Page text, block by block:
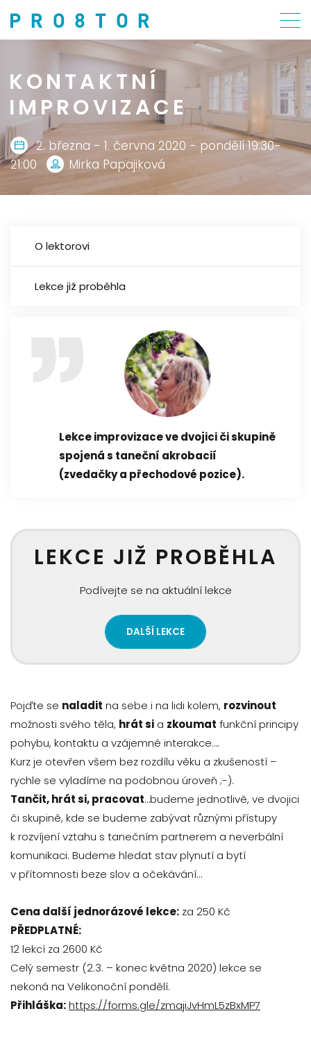
KONTAKTNÍ
IMPROVIZACE
2. března - 1. června 2020 - pondělí 19:30-
21:00
Mirka Papajiková
O lektorovi
Lekce již proběhla
Lekce improvizace ve dvojici či skupině
spojená s taneční akrobacií
(zvedačky a přechodové pozice).
LEKCE JIŽ PROBĚHLA
Podívejte se na aktuální lekce
DALŠÍ LEKCE
Pojďte se naladit na sebe i na lidi kolem, rozvinout
možnosti svého těla, hrát si a zkoumat funkční principy
pohybu, kontaktu a vzájemné interakce….
Kurz je otevřen všem bez rozdílu věku a zkušeností –
rychle se vyladíme na podobnou úroveň ;-).
Tančit, hrát si, pracovat…budeme jednotlivě, ve dvojici
či skupině, kde se budeme zabývat různými přístupy
k rozvíjení vztahu s tanečním partnerem a neverbální
komunikaci. Budeme hledat stav plynutí a bytí
v přítomnosti beze slov a očekávání…
Cena další jednorázové lekce: za 250 Kč
PŘEDPLATNÉ:
12 lekcí za 2600 Kč
Celý semestr (2.3. – konec května 2020) lekce se
nekoná na Velikonoční pondělí.
Přihláška:https://forms.gle/zmajiJvHmL5zBxMP7